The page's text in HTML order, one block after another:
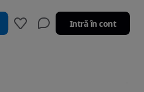
Intră în cont